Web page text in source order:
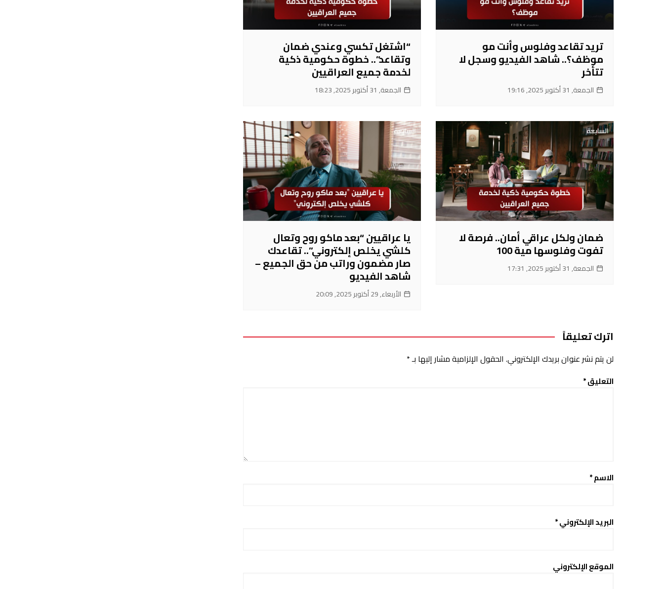
تريد تقاعد وفلوس وأنت مو
موظف؟.. شاهد الفيديو وسجل لا
تتأخر
الجمعة, 31 أكتوبر 2025, 19:16
“اشتغل تكسي وعندي ضمان
وتقاعد”.. خطوة حكومية ذكية
لخدمة جميع العراقيين
الجمعة, 31 أكتوبر 2025, 18:23
ضمان ولكل عراقي أمان.. فرصة لا
تفوت وفلوسها مية 100
الجمعة, 31 أكتوبر 2025, 17:31
يا عراقيين “بعد ماكو روح وتعال
كلشي يخلص إلكتروني”.. تقاعدك
صار مضمون وراتب من حق الجميع –
شاهد الفيديو
الأربعاء, 29 أكتوبر 2025, 20:09
اترك تعليقاً
لن يتم نشر عنوان بريدك الإلكتروني. الحقول الإلزامية مشار إليها بـ*
التعليق*
الاسم*
البريد الإلكتروني*
الموقع الإلكتروني